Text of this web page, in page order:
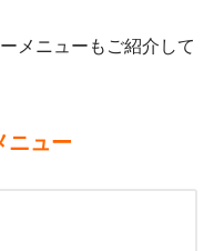
メニューもご紹介して
ニュー